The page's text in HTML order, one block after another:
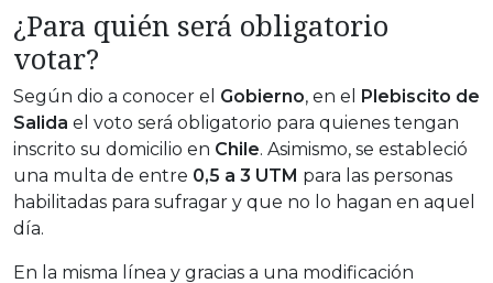
¿Para quién será obligatorio
votar?
Según dio a conocer el Gobierno, en el
Plebiscito de
Salida el voto será obligatorio para quienes tengan
inscrito su domicilio en Chile. Asimismo, se estableció
una multa de entre 0,5 a 3 UTM para las personas
habilitadas para sufragar y que no lo hagan en aquel
día.
En la misma línea y gracias a una modificación